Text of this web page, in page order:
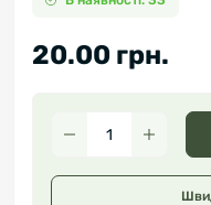
20.00 грн.